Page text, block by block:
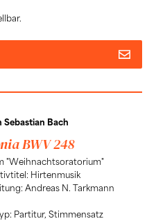
Sebastian Bach
BWV 248
"Weihnachtsoratorium"
Hirtenmusik
Andreas N. Tarkmann
Partitur, Stimmensatz